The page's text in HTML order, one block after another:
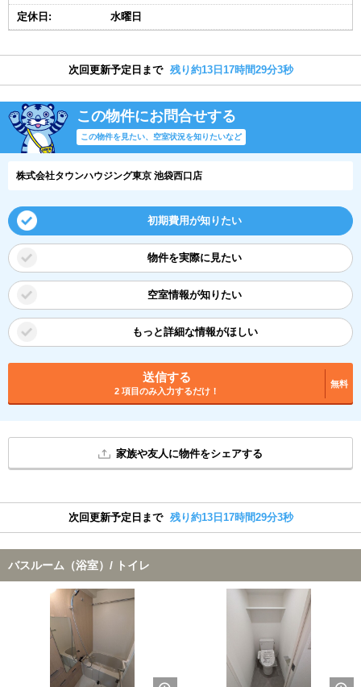
定休日: 水曜日
次回更新予定日まで 残り約13日17時間29分3秒
この物件にお問合せする
この物件を見たい、空室状況を知りたいなど
株式会社タウンハウジング東京 池袋西口店
初期費用が知りたい
物件を実際に見たい
空室情報が知りたい
もっと詳細な情報がほしい
送信する
2 項目のみ入力するだけ！
無料
家族や友人に物件をシェアする
次回更新予定日まで 残り約13日17時間29分3秒
バスルーム（浴室）/ トイレ